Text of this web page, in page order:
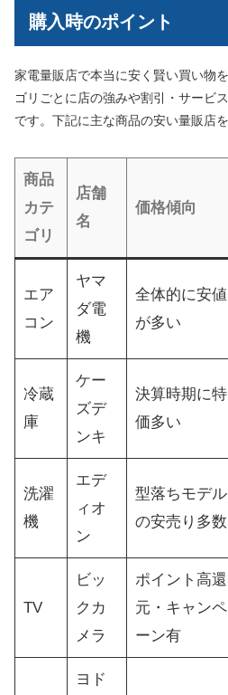
購入時のポイント
家電量販店で本当に安く賢い買い物
ゴリごとに店の強みや割引・サービ
です。下記に主な商品の安い量販店
商品
カテ
ゴリ
店舗
名
価格傾向
エア
コン
ヤマ
ダ電
機
全体的に安値
が多い
冷蔵
庫
ケー
ズデ
ンキ
決算時期に特
価多い
洗濯
機
エデ
ィオ
ン
型落ちモデル
の安売り多数
TV
ビッ
クカ
メラ
ポイント高還
元・キャンペ
ーン有
ヨド